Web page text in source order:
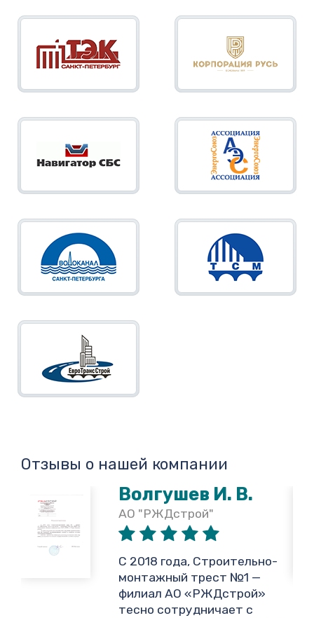
Отзывы о нашей компании
Волгушев И. В.
АО "РЖДстрой"
С 2018 года, Строительно-
монтажный трест №1 —
филиал АО «РЖДстрой»
тесно сотрудничает с